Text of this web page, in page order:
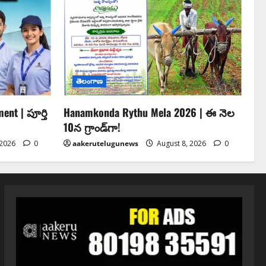
| పూర్తి
0
తెలంగాణ
Hanamkonda Rythu Mela 2026 | ఈ నెల
10న గ్రాండ్‌గా!
aakerutelugunews August 8, 2026 0